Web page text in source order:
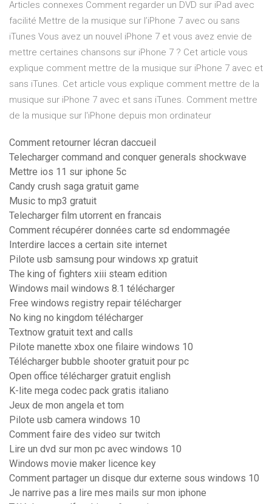
Articles connexes Comment regarder un DVD sur iPad avec
facilité Mettre de la musique sur l’iPhone 7 avec ou sans
iTunes Vous avez un nouvel iPhone 7 et vous avez envie de
mettre certaines chansons sur iPhone 7 ? Cet article vous
explique comment mettre de la musique sur iPhone 7 avec et
sans iTunes. Cet article vous explique comment mettre de la
musique sur iPhone 7 avec et sans iTunes. Comment mettre
de la musique sur l'iPhone depuis mon ordinateur
Comment retourner lécran daccueil
Telecharger command and conquer generals shockwave
Mettre ios 11 sur iphone 5c
Candy crush saga gratuit game
Music to mp3 gratuit
Telecharger film utorrent en francais
Comment récupérer données carte sd endommagée
Interdire lacces a certain site internet
Pilote usb samsung pour windows xp gratuit
The king of fighters xiii steam edition
Windows mail windows 8.1 télécharger
Free windows registry repair télécharger
No king no kingdom télécharger
Textnow gratuit text and calls
Pilote manette xbox one filaire windows 10
Télécharger bubble shooter gratuit pour pc
Open office télécharger gratuit english
K-lite mega codec pack gratis italiano
Jeux de mon angela et tom
Pilote usb camera windows 10
Comment faire des video sur twitch
Lire un dvd sur mon pc avec windows 10
Windows movie maker licence key
Comment partager un disque dur externe sous windows 10
Je narrive pas a lire mes mails sur mon iphone